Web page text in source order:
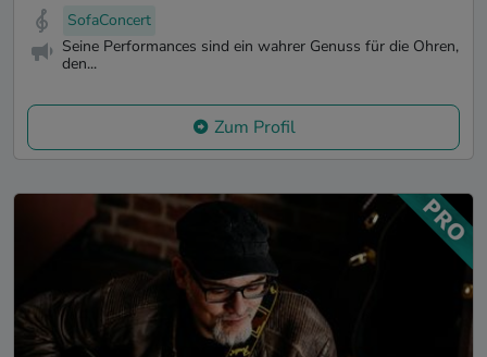
SofaConcert
Seine Performances sind ein wahrer Genuss für die Ohren,
den...
Zum Profil